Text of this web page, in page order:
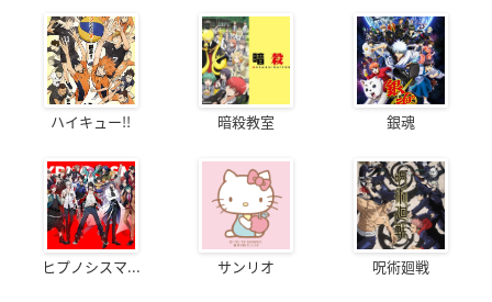
ハイキュー!! 暗殺教室 銀魂
ヒプノシスマ... サンリオ 呪術廻戦